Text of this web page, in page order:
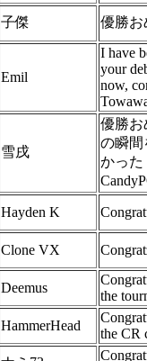
子傑 優勝お
Emil
I have
your
now,
雪戌
優勝お
の瞬間
かった
Hayden K
Clone VX
Deemus
the
HammerHead
the CR